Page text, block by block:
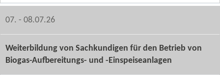
07. - 08.07.26
Weiterbildung von Sachkundigen für den Betrieb von
Biogas-​Aufbereitungs- und -​Einspeiseanlagen